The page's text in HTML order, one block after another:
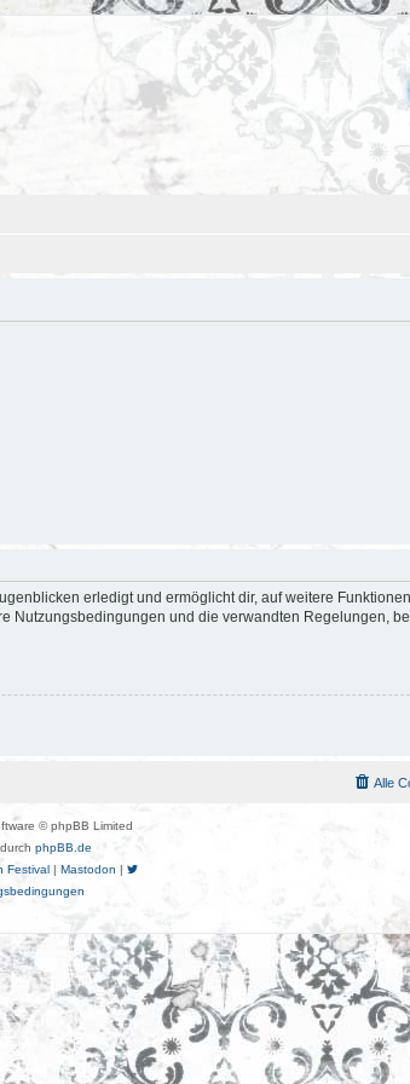
erledigt und ermöglicht dir, auf weitere
und die verwandten Regelungen,
Alle
© phpBB Limited
phpBB.de
Festival | Mastodon |